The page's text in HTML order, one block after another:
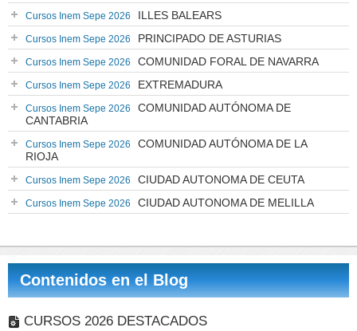
Cursos Inem Sepe 2026 ILLES BALEARS
Cursos Inem Sepe 2026 PRINCIPADO DE ASTURIAS
Cursos Inem Sepe 2026 COMUNIDAD FORAL DE NAVARRA
Cursos Inem Sepe 2026 EXTREMADURA
Cursos Inem Sepe 2026
COMUNIDAD AUTÓNOMA DE
CANTABRIA
Cursos Inem Sepe 2026
COMUNIDAD AUTÓNOMA DE LA
RIOJA
Cursos Inem Sepe 2026 CIUDAD AUTONOMA DE CEUTA
Cursos Inem Sepe 2026 CIUDAD AUTONOMA DE MELILLA
Contenidos en el Blog
CURSOS 2026 DESTACADOS